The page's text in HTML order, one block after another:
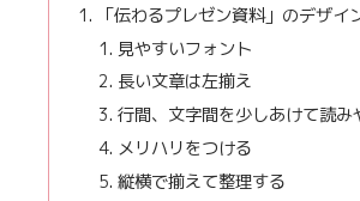
「伝わるプレゼン資料」のデザイ
見やすいフォント
長い文章は左揃え
行間、文字間を少しあけて読み
メリハリをつける
縦横で揃えて整理する